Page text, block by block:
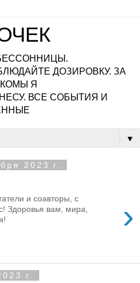
ДОЗИРОВКУ. ЗА
Я
ВСЕ СОБЫТИЯ И
▼
2023 г.
›
и соавторы, с
Здоровья вам, мира,
г.